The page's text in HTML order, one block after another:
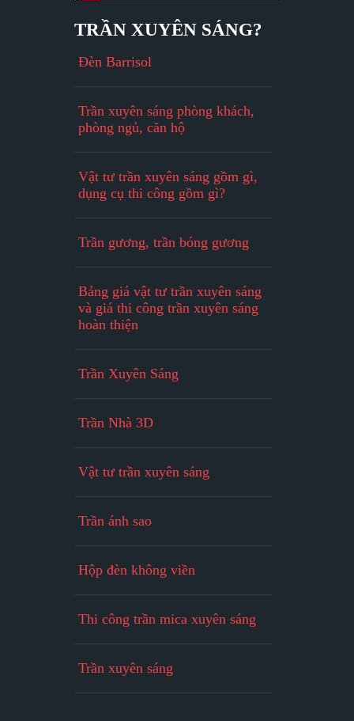
TRẦN XUYÊN SÁNG?
Đèn Barrisol
Trần xuyên sáng phòng khách,
phòng ngủ, căn hộ
Vật tư trần xuyên sáng gồm gì,
dụng cụ thi công gồm gì?
Trần gương, trần bóng gương
Bảng giá vật tư trần xuyên sáng
và giá thi công trần xuyên sáng
hoàn thiện
Trần Xuyên Sáng
Trần Nhà 3D
Vật tư trần xuyên sáng
Trần ánh sao
Hộp đèn không viền
Thi công trần mica xuyên sáng
Trần xuyên sáng